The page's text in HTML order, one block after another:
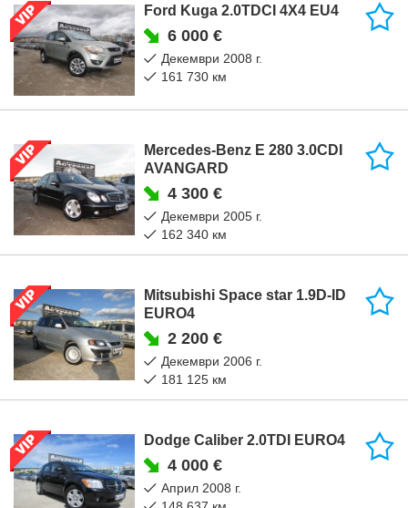
Ford Kuga 2.0TDCI 4X4 EU4
6 000 €
декември 2008 г.
161 730 км
Mercedes-Benz E 280 3.0CDI
AVANGARD
4 300 €
декември 2005 г.
162 340 км
Mitsubishi Space star 1.9D-ID
EURO4
2 200 €
декември 2006 г.
181 125 км
Dodge Caliber 2.0TDI EURO4
4 000 €
април 2008 г.